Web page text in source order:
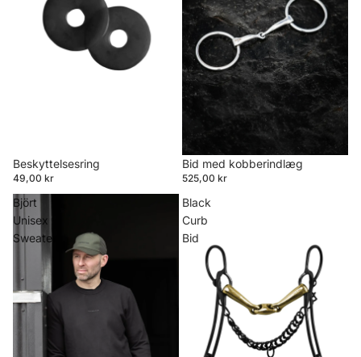
Beskyttelsesring
49,00 kr
Bid med kobberindlæg
525,00 kr
Björt
Unisex
Sweater
Black
Curb
Bid